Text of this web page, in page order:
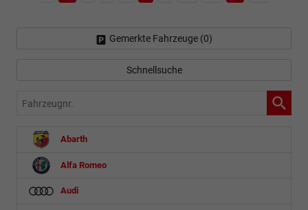
Gemerkte Fahrzeuge (0)
Schnellsuche
Fahrzeugnr.
Abarth
Alfa Romeo
Audi